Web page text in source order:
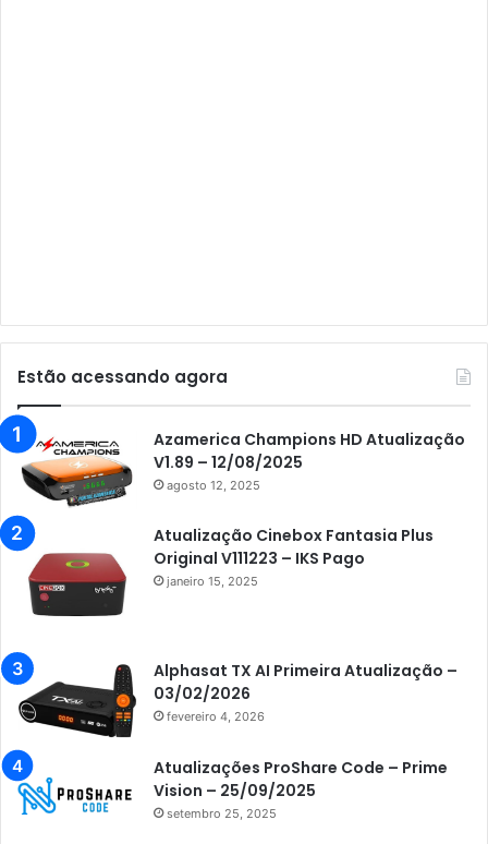
Audisat K10 Urus
Audisat K30 Aventador
Azamerica
Azamerica Beats
Azamerica Champions
Azamerica Champions IPTV
Azamerica F92 Plus
Azamerica Gold
Azamerica i5 IPTV
Azamerica i7 IPTV
Azamerica King
Estão acessando agora
Azamerica Champions HD Atualização
V1.89 – 12/08/2025
agosto 12, 2025
Atualização Cinebox Fantasia Plus
Original V111223 – IKS Pago
janeiro 15, 2025
Alphasat TX AI Primeira Atualização –
03/02/2026
fevereiro 4, 2026
Atualizações ProShare Code – Prime
Vision – 25/09/2025
setembro 25, 2025